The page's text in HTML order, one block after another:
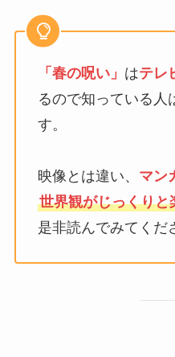
「春の呪い」 はテレ
るので知っている人
す。
映像とは違い、 マン
世界観がじっくりと
是非読んでみてくだ